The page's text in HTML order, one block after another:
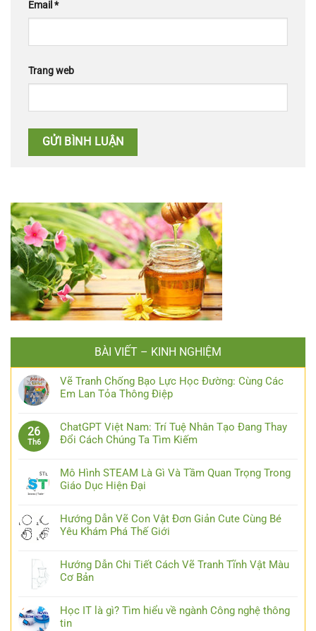
Email *
Trang web
BÀI VIẾT – KINH NGHIỆM
Vẽ Tranh Chống Bạo Lực Học Đường: Cùng Các
Em Lan Tỏa Thông Điệp
26
Th6
ChatGPT Việt Nam: Trí Tuệ Nhân Tạo Đang Thay
Đổi Cách Chúng Ta Tìm Kiếm
Mô Hình STEAM Là Gì Và Tầm Quan Trọng Trong
Giáo Dục Hiện Đại
Hướng Dẫn Vẽ Con Vật Đơn Giản Cute Cùng Bé
Yêu Khám Phá Thế Giới
Hướng Dẫn Chi Tiết Cách Vẽ Tranh Tĩnh Vật Màu
Cơ Bản
Học IT là gì? Tìm hiểu về ngành Công nghệ thông
tin